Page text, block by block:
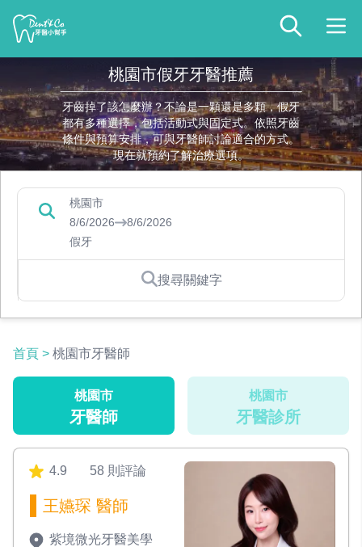
桃園市假牙牙醫推薦
牙齒掉了該怎麼辦？不論是一顆還是多顆，假牙
都有多種選擇，包括活動式與固定式。依照牙齒
條件與預算安排，可與牙醫師討論適合的方式。
現在就預約了解治療選項。
桃園市
8/6/2026
8/6/2026
假牙
搜尋關鍵字
首頁 > 桃園市牙醫師
桃園市
牙醫師
桃園市
牙醫診所
4.9 58 則評論
王嬿琛 醫師
紫境微光牙醫美學